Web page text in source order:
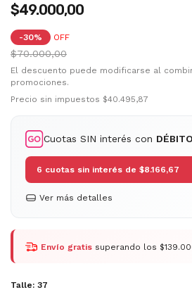
$49.000,00
-30% OFF
$70.000,00
El descuento puede modificarse al
promociones.
Precio sin impuestos $40.495,87
Cuotas SIN interés con
6 cuotas sin interés de $8.166,67
Ver más detalles
Envío gratis superando los
Talle: 37